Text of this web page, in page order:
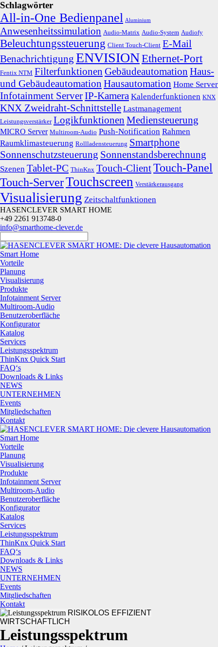
Schlagwörter
All-in-One Bedienpanel Aluminium
Anwesenheitssimulation Audio-Matrix Audio-System Audiofy
Beleuchtungssteuerung Client Touch-Client E-Mail
Benachrichtigung ENVISIONEthernet-Port
Fentix NTM Filterfunktionen Gebäudeautomation Haus-
und Gebäudeautomation Hausautomation Home Server
Infotainment ServerIP-Kamera Kalenderfunktionen KNX
KNX Zweidraht-Schnittstelle Lastmanagement
Leistungsverstärker Logikfunktionen Mediensteuerung
MICRO Server Multiroom-Audio Push-Notification Rahmen
Raumklimasteuerung Rollladensteuerung Smartphone
Sonnenschutzsteuerung Sonnenstandsberechnung
Szenen Tablet-PC ThinKnx Touch-ClientTouch-Panel
Touch-ServerTouchscreen Verstärkerausgang
Visualisierung Zeitschaltfunktionen
HASENCLEVER SMART HOME
+49 2261 913748-0
info@smarthome-clever.de
Smart Home
Vorteile
Planung
Visualisierung
Produkte
Infotainment Server
Multiroom-Audio
Benutzeroberfläche
Konfigurator
Katalog
Services
Leistungsspektrum
ThinKnx Quick Start
FAQ‘s
Downloads & Links
NEWS
UNTERNEHMEN
Events
Mitgliedschaften
Kontakt
Smart Home
Vorteile
Planung
Visualisierung
Produkte
Infotainment Server
Multiroom-Audio
Benutzeroberfläche
Konfigurator
Katalog
Services
Leistungsspektrum
ThinKnx Quick Start
FAQ‘s
Downloads & Links
NEWS
UNTERNEHMEN
Events
Mitgliedschaften
Kontakt
RISIKOLOS EFFIZIENT
WIRTSCHAFTLICH
Leistungsspektrum